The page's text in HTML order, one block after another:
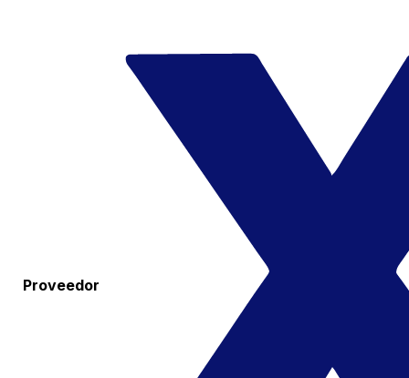
Proveedor